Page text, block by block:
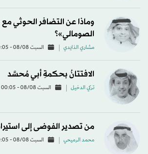
وماذا عن التضافر الحوثي
الصومالي»؟
مشاري الذايدي السبت 08/08 - 00:05
الافتتانُ بحكمةِ أبي مُحسَّد
تركي الدخيل السبت 08/08 - 00:05
من تصدير الفوضى إلى
محمد الرميحي السبت 08/08 - 00:05